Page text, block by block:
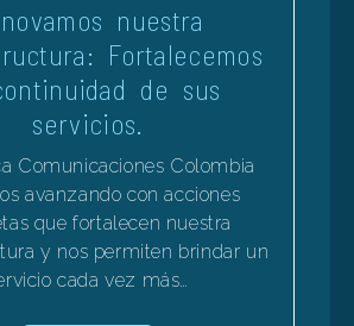
nuestra
Fortalecemos
de sus
servicios.
Comunicaciones Colombia
avanzando con acciones
que fortalecen nuestra
y nos permiten brindar un
cada vez más…